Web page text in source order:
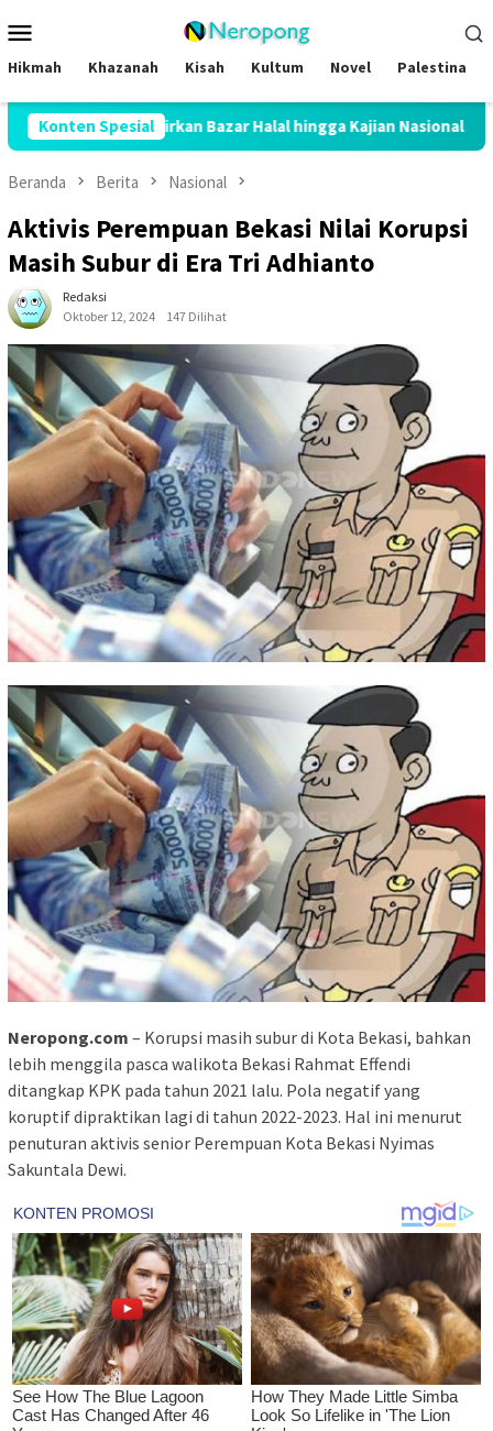
ke
kontenMobile
Hikmah Khazanah Kisah Kultum Novel Palestina
Konten Spesial
Bazar Halal hingga Kajian Nasional Hadapi
Beranda Berita Nasional
Aktivis Perempuan Bekasi Nilai Korupsi
Masih Subur di Era Tri Adhianto
Redaksi
Oktober 12, 2024
147 Dilihat
Neropong.com – Korupsi masih subur di Kota Bekasi, bahkan
lebih menggila pasca walikota Bekasi Rahmat Effendi
ditangkap KPK pada tahun 2021 lalu. Pola negatif yang
koruptif dipraktikan lagi di tahun 2022-2023. Hal ini menurut
penuturan aktivis senior Perempuan Kota Bekasi Nyimas
Sakuntala Dewi.